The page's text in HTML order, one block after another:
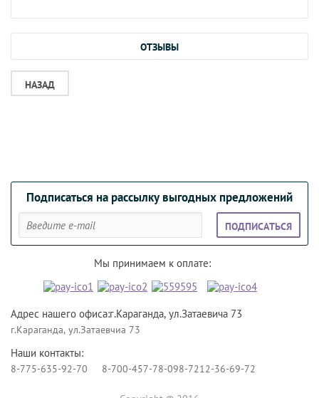
ОТЗЫВЫ
НАЗАД
Подписаться на рассылку выгодных предложений
ПОДПИСАТЬСЯ
Мы принимаем к оплате:
Адрес нашего офиса:г.Караганда, ул.Затаевича 73
г.Караганда, ул.Затаевчиа 73
Наши контакты:
8-775-635-92-70 8-700-457-78-098-7212-36-69-72